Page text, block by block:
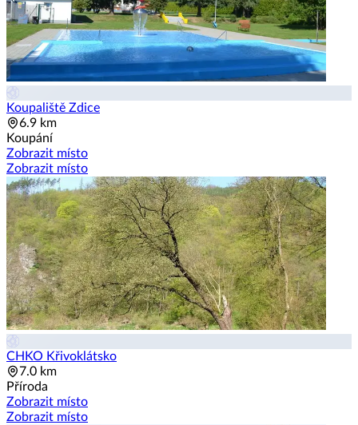
Koupaliště Zdice
6.9 km
Koupání
Zobrazit místo
Zobrazit místo
CHKO Křivoklátsko
7.0 km
Příroda
Zobrazit místo
Zobrazit místo